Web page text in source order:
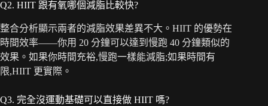
Q2. HIIT 跟有氧哪個減脂比較快?
整合分析顯示兩者的減脂效果差異不大。HIIT 的優勢在
時間效率——你用 20 分鐘可以達到慢跑 40 分鐘類似的
效果。如果你時間充裕,慢跑一樣能減脂;如果時間有
限,HIIT 更實際。
Q3. 完全沒運動基礎可以直接做 HIIT 嗎?